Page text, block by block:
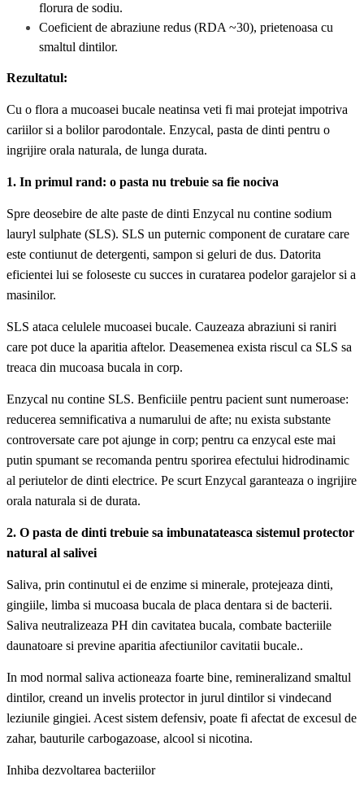
florura de sodiu.
Coeficient de abraziune redus (RDA ~30), prietenoasa cu
smaltul dintilor.
Rezultatul:
Cu o flora a mucoasei bucale neatinsa veti fi mai protejat impotriva
cariilor si a bolilor parodontale. Enzycal, pasta de dinti pentru o
ingrijire orala naturala, de lunga durata.
1. In primul rand: o pasta nu trebuie sa fie nociva
Spre deosebire de alte paste de dinti Enzycal nu contine sodium
lauryl sulphate (SLS). SLS un puternic component de curatare care
este contiunut de detergenti, sampon si geluri de dus. Datorita
eficientei lui se foloseste cu succes in curatarea podelor garajelor si a
masinilor.
SLS ataca celulele mucoasei bucale. Cauzeaza abraziuni si raniri
care pot duce la aparitia aftelor. Deasemenea exista riscul ca SLS sa
treaca din mucoasa bucala in corp.
Enzycal nu contine SLS. Benficiile pentru pacient sunt numeroase:
reducerea semnificativa a numarului de afte; nu exista substante
controversate care pot ajunge in corp; pentru ca enzycal este mai
putin spumant se recomanda pentru sporirea efectului hidrodinamic
al periutelor de dinti electrice. Pe scurt Enzycal garanteaza o ingrijire
orala naturala si de durata.
2. O pasta de dinti trebuie sa imbunatateasca sistemul protector
natural al salivei
Saliva, prin continutul ei de enzime si minerale, protejeaza dinti,
gingiile, limba si mucoasa bucala de placa dentara si de bacterii.
Saliva neutralizeaza PH din cavitatea bucala, combate bacteriile
daunatoare si previne aparitia afectiunilor cavitatii bucale..
In mod normal saliva actioneaza foarte bine, remineralizand smaltul
dintilor, creand un invelis protector in jurul dintilor si vindecand
leziunile gingiei. Acest sistem defensiv, poate fi afectat de excesul de
zahar, bauturile carbogazoase, alcool si nicotina.
Inhiba dezvoltarea bacteriilor